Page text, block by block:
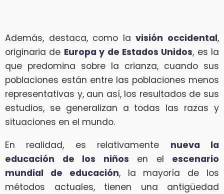
Además, destaca, como lavisión occidental,
originaria de Europa y de Estados Unidos, es la
que predomina sobre la crianza, cuando sus
poblaciones están entre las poblaciones menos
representativas y, aun así, los resultados de sus
estudios, se generalizan a todas las razas y
situaciones en el mundo.
En realidad, es relativamente nueva la
educación de los niños en el escenario
mundial de educación, la mayoría de los
métodos actuales, tienen una antigüedad